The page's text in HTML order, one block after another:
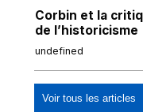
Corbin et la
de l’historicisme
undefined
Voir tous les articles